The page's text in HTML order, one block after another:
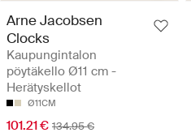
Arne Jacobsen
Clocks
Kaupungintalon
pöytäkello Ø11 cm -
Herätyskellot
Ø11CM
101.21 € 134.95 €